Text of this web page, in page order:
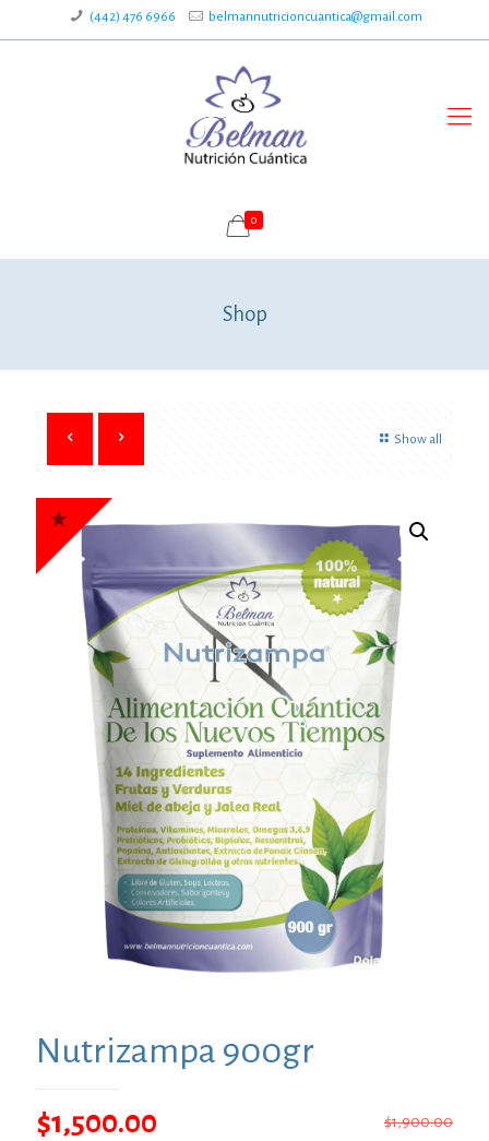
(442) 476 6966 belmannutricioncuantica@gmail.com
0
Shop
Show all
Nutrizampa 900gr
$1,900.00
Original
$1,500.00